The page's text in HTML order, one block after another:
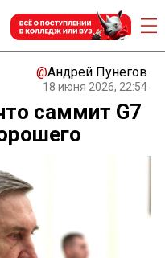
@Андрей Пунегов
18 июня 2026, 22:54
саммит G7